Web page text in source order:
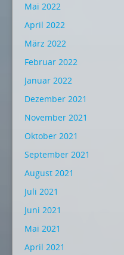
Mai 2022
April 2022
März 2022
Februar 2022
Januar 2022
Dezember 2021
November 2021
Oktober 2021
September 2021
August 2021
Juli 2021
Juni 2021
Mai 2021
April 2021